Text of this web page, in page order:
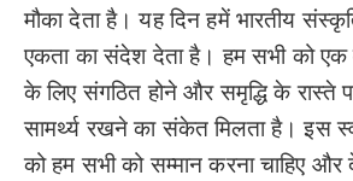
मौका देता है। यह दिन हमें भारतीय
एकता का संदेश देता है। हम सभी को एक
के लिए संगठित होने और समृद्धि के रास्ते
सामर्थ्य रखने का संकेत मिलता है। इस
को हम सभी को सम्मान करना चाहिए